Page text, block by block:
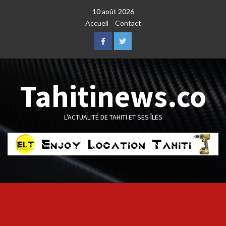
10 août 2026
Accueil
Contact
FacebookTwitter
Tahitinews.co
L'ACTUALITÉ DE TAHITI ET SES ÎLES